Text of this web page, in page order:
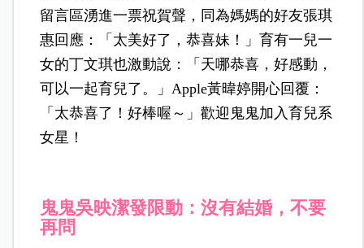
留言區湧進一票祝賀聲，同為媽媽的好友張琪
惠回應：「太美好了，恭喜妹！」育有一兒一
女的丁文琪也激動說：「天哪恭喜，好感動，
可以一起育兒了。」Apple黃暐婷開心回覆：
「太恭喜了！好棒喔～」歡迎鬼鬼加入育兒系
女星！
鬼鬼吳映潔發限動：沒有結婚，不要
再問